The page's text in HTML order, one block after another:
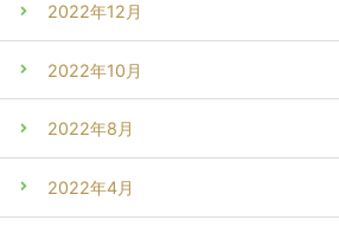
2022年12月
2022年10月
2022年8月
2022年4月